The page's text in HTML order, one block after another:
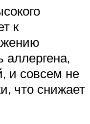
к
аллергена,
и совсем не
что снижает